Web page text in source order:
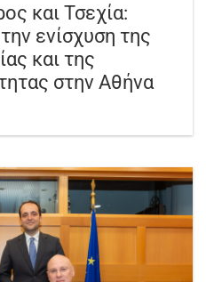
και Τσεχία:
ενίσχυση της
και της
στην Αθήνα